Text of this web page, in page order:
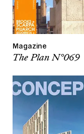
Magazine
The Plan N°069